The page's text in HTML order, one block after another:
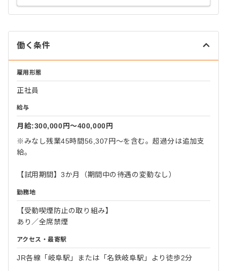
働く条件
雇用形態
正社員
給与
月給:300,000円〜400,000円
※みなし残業45時間56,307円～を含む。超過分は追加支
給。
【試用期間】3か月（期間中の待遇の変動なし）
勤務地
【受動喫煙防止の取り組み】
あり／全席禁煙
アクセス・最寄駅
JR各線「岐阜駅」または「名鉄岐阜駅」より徒歩2分